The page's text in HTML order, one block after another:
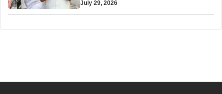
July 29, 2026